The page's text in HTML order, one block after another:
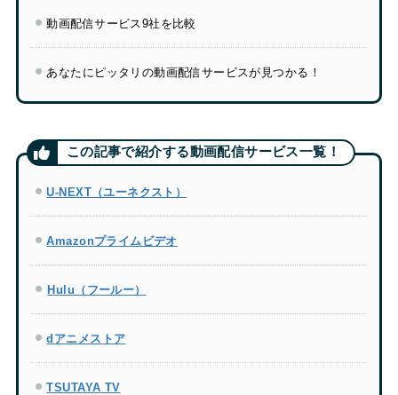
動画配信サービス9社を比較
あなたにピッタリの動画配信サービスが見つかる！
U-NEXT（ユーネクスト）
Amazonプライムビデオ
Hulu（フールー）
dアニメストア
TSUTAYA TV